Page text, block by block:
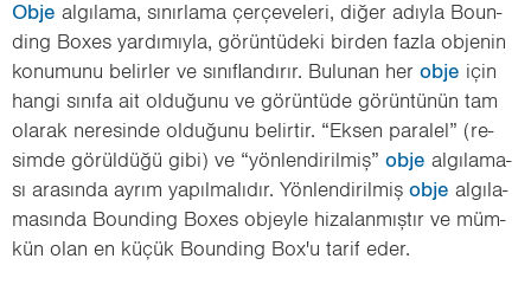
Obje al­gı­la­ma, sı­nır­la­ma çer­çe­ve­le­ri, diğer adıy­la Bo­un­
ding Boxes yar­dı­mıy­la, gö­rün­tü­de­ki bir­den fazla ob­je­nin
ko­nu­mu­nu be­lir­ler ve sı­nıf­lan­dı­rır. Bu­lu­nan her obje için
hangi sı­nı­fa ait ol­du­ğu­nu ve gö­rün­tü­de gö­rün­tü­nün tam
ola­rak ne­re­sin­de ol­du­ğu­nu be­lir­tir. “Eksen pa­ra­lel” (re­
sim­de gö­rül­dü­ğü gibi) ve “yön­len­di­ril­miş” obje al­gı­la­ma­
sı ara­sın­da ayrım ya­pıl­ma­lı­dır. Yön­len­di­ril­miş obje al­gı­la­
ma­sın­da Bo­un­ding Boxes ob­jey­le hi­za­lan­mış­tır ve müm­
kün olan en küçük Bo­un­ding Box'u tarif eder.